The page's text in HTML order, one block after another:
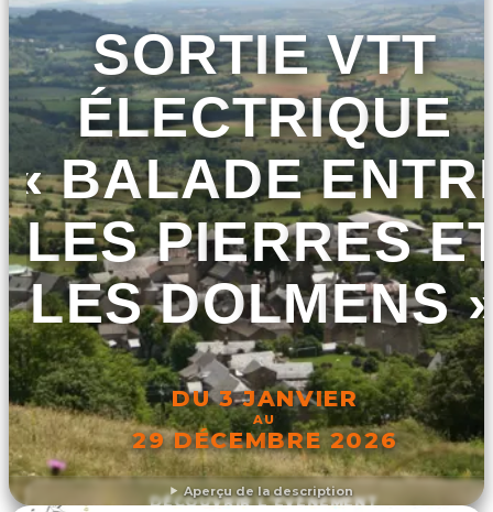
Aperçu de la description
SORTIE VTT
ÉLECTRIQUE
« BALADE
LES PIERRES
LES DOLMENS
DU 3 JANVIER
AU
29 DÉCEMBRE 2026
DÉCOUVRIR L'ÉVÉNEMENT